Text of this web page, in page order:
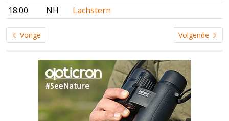
18:00
NH Lachstern
Vorige Volgende